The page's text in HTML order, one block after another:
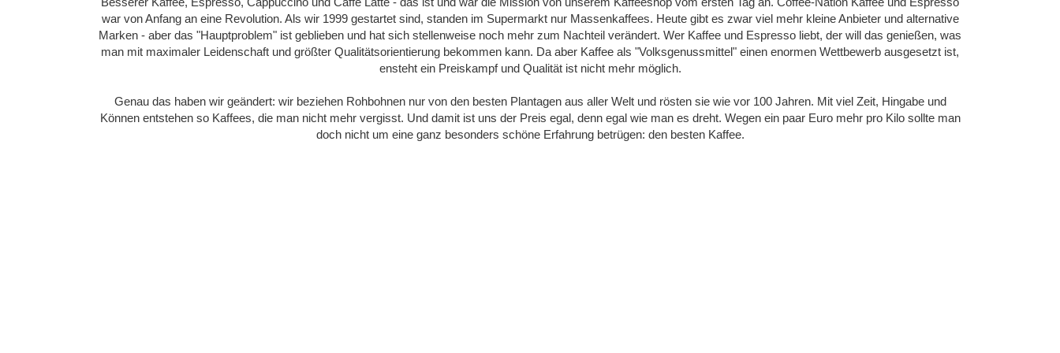
war von Anfang an eine Revolution. Als wir 1999 gestartet sind, standen im Supermarkt nur Massenkaffees. Heute gibt es zwar viel mehr kleine Anbieter und alternative
Marken - aber das "Hauptproblem" ist geblieben und hat sich stellenweise noch mehr zum Nachteil verändert. Wer Kaffee und Espresso liebt, der will das genießen, was
man mit maximaler Leidenschaft und größter Qualitätsorientierung bekommen kann. Da aber Kaffee als "Volksgenussmittel" einen enormen Wettbewerb ausgesetzt ist,
ensteht ein Preiskampf und Qualität ist nicht mehr möglich.
Genau das haben wir geändert: wir beziehen Rohbohnen nur von den besten Plantagen aus aller Welt und rösten sie wie vor 100 Jahren. Mit viel Zeit, Hingabe und
Können entstehen so Kaffees, die man nicht mehr vergisst. Und damit ist uns der Preis egal, denn egal wie man es dreht. Wegen ein paar Euro mehr pro Kilo sollte man
doch nicht um eine ganz besonders schöne Erfahrung betrügen: den besten Kaffee.